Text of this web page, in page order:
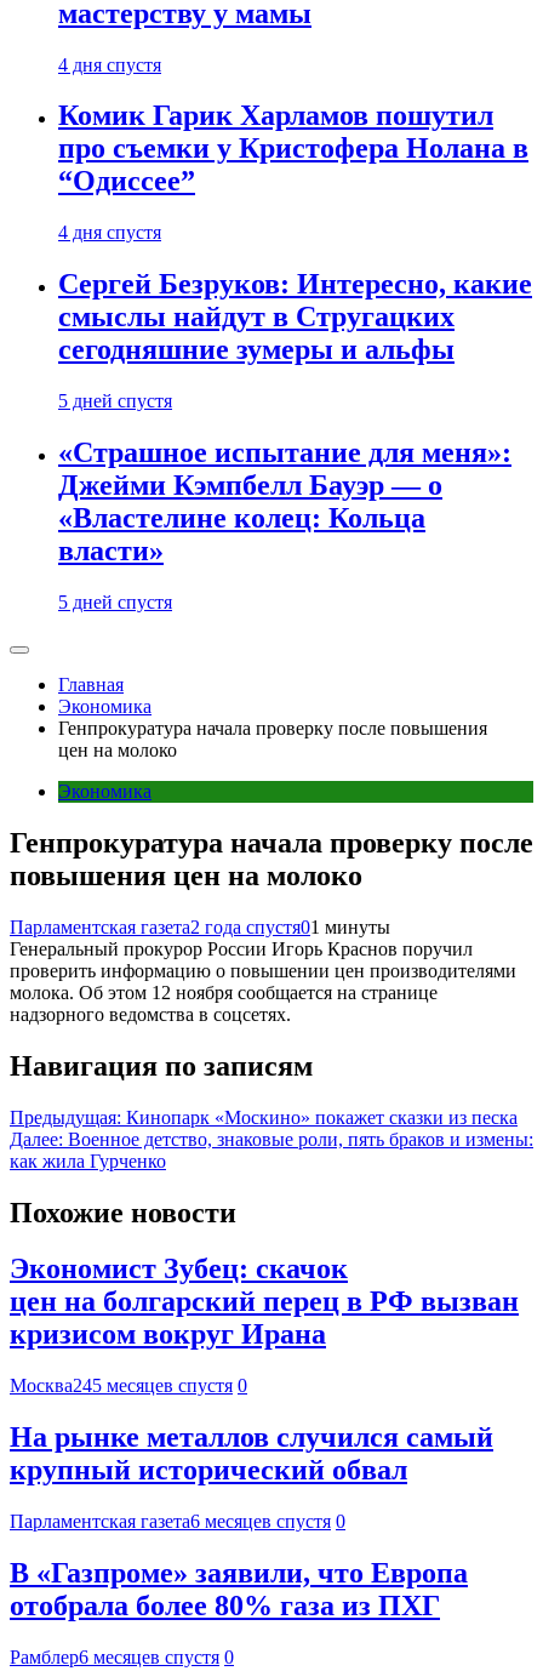
мастерству у мамы
4 дня спустя
Комик Гарик Харламов пошутил
про съемки у Кристофера Нолана в
“Одиссее”
4 дня спустя
Сергей Безруков: Интересно, какие
смыслы найдут в Стругацких
сегодняшние зумеры и альфы
5 дней спустя
«Страшное испытание для меня»:
Джейми Кэмпбелл Бауэр — о
«Властелине колец: Кольца
власти»
5 дней спустя
Главная
Экономика
Генпрокуратура начала проверку после повышения
цен на молоко
Экономика
Генпрокуратура начала проверку после
повышения цен на молоко
Парламентская газета2 года спустя01 минуты
Генеральный прокурор России Игорь Краснов поручил
проверить информацию о повышении цен производителями
молока. Об этом 12 ноября сообщается на странице
надзорного ведомства в соцсетях.
Навигация по записям
Предыдущая: Кинопарк «Москино» покажет сказки из песка
Далее: Военное детство, знаковые роли, пять браков и измены:
как жила Гурченко
Похожие новости
Экономист Зубец: скачок
цен на болгарский перец в РФ вызван
кризисом вокруг Ирана
Москва245 месяцев спустя 0
На рынке металлов случился самый
крупный исторический обвал
Парламентская газета6 месяцев спустя 0
В «Газпроме» заявили, что Европа
отобрала более 80% газа из ПХГ
Рамблер6 месяцев спустя 0